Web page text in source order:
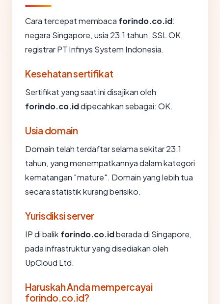
Cara tercepat membaca forindo.co.id:
negara Singapore, usia 23.1 tahun, SSL OK,
registrar PT Infinys System Indonesia.
Kesehatan sertifikat
Sertifikat yang saat ini disajikan oleh
forindo.co.iddipecahkan sebagai: OK.
Usia domain
Domain telah terdaftar selama sekitar 23.1
tahun, yang menempatkannya dalam kategori
kematangan "mature". Domain yang lebih tua
secara statistik kurang berisiko.
Yurisdiksi server
IP di balik forindo.co.idberada di Singapore,
pada infrastruktur yang disediakan oleh
UpCloud Ltd.
Haruskah Anda mempercayai
forindo.co.id?